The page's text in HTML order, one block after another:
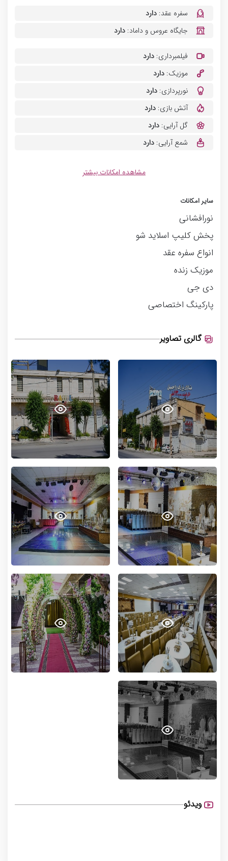
سفره عقد: دارد
جایگاه عروس و داماد: دارد
فیلمبرداری: دارد
موزیک: دارد
نورپردازی: دارد
آتش بازی: دارد
گل آرایی: دارد
شمع آرایی: دارد
مشاهده امکانات بیشتر
سایر امکانات
نورافشانی
پخش کلیپ اسلاید شو
انواع سفره عقد
موزیک زنده
دی جی
پارکینگ اختصاصی
گالری تصاویر
ویدئو